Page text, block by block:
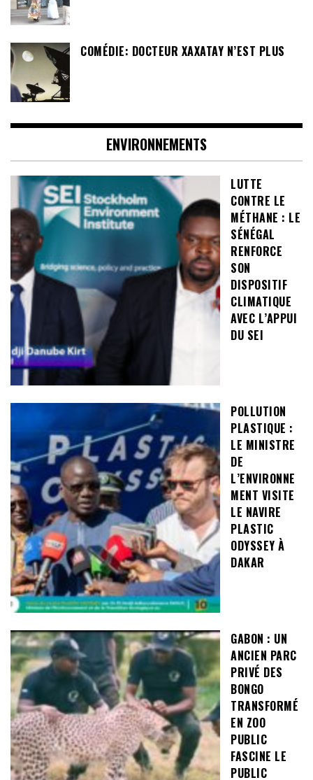
COMÉDIE: DOCTEUR XAXATAY N’EST PLUS
ENVIRONNEMENTS
LUTTE
CONTRE LE
MÉTHANE : LE
SÉNÉGAL
RENFORCE
SON
DISPOSITIF
CLIMATIQUE
AVEC L’APPUI
DU SEI
POLLUTION
PLASTIQUE :
LE MINISTRE
DE
L’ENVIRONNE
MENT VISITE
LE NAVIRE
PLASTIC
ODYSSEY À
DAKAR
GABON : UN
ANCIEN PARC
PRIVÉ DES
BONGO
TRANSFORMÉ
EN ZOO
PUBLIC
FASCINE LE
PUBLIC